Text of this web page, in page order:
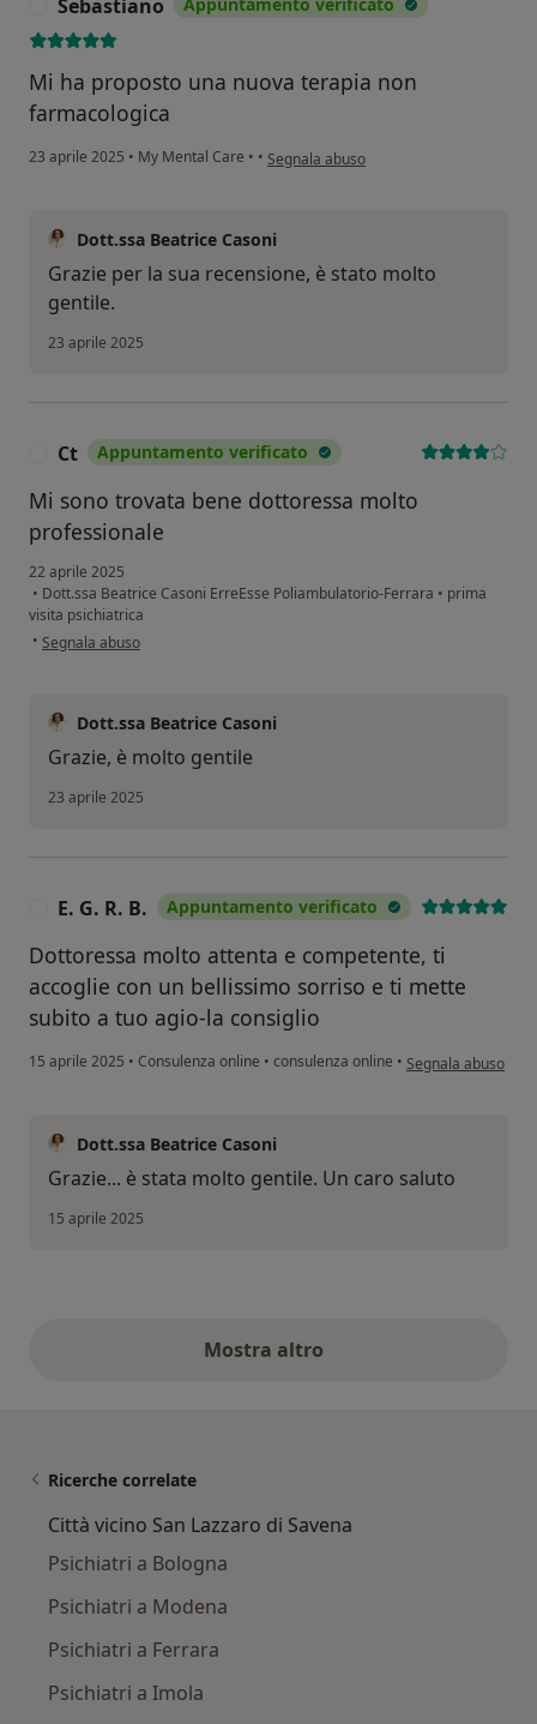
Sebastiano
Mi ha proposto una nuova terapia non
farmacologica
23 aprile 2025 • My Mental Care • • secondo l'opinione dell'utente
Segnala abuso
Dott.ssa Beatrice Casoni
Grazie per la sua recensione, è stato molto
gentile.
23 aprile 2025
Ct Appuntamento verificato
Mi sono trovata bene dottoressa molto
professionale
22 aprile 2025
• Dott.ssa Beatrice Casoni ErreEsse Poliambulatorio-Ferrara • prima
visita psichiatrica
• secondo l'opinione dell'utente Ct
Segnala abuso
Dott.ssa Beatrice Casoni
Grazie, è molto gentile
23 aprile 2025
E. G. R. B. Appuntamento verificato
Dottoressa molto attenta e competente, ti
accoglie con un bellissimo sorriso e ti mette
subito a tuo agio-la consiglio
15 aprile 2025 • Consulenza online • consulenza online • secondo l'opinione
Segnala abuso
Dott.ssa Beatrice Casoni
Grazie... è stata molto gentile. Un caro saluto
15 aprile 2025
Mostra altroopinioni di cui sopra
Ricerche correlate
Città vicino San Lazzaro di Savena
Psichiatri a Bologna
Psichiatri a Modena
Psichiatri a Ferrara
Psichiatri a Imola